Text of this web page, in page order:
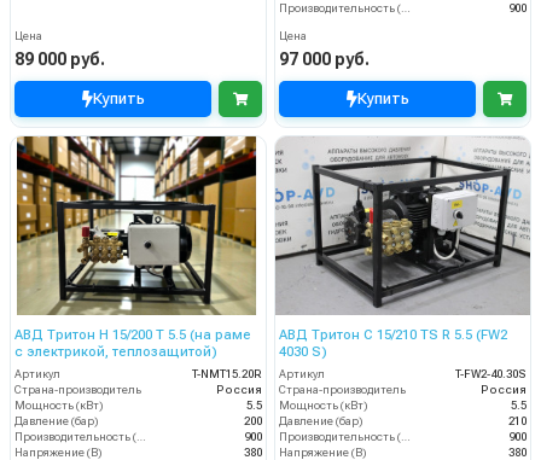
Цена
89 000 руб.
Купить
900
Цена
97 000 руб.
Купить
АВД Тритон H 15/200 T 5.5 (на раме
с электрикой, теплозащитой)
Артикул
T-NMT15.20R
Страна-производитель
Россия
Мощность (кВт)
5.5
Давление (бар)
200
900
Напряжение (В)
380
АВД Тритон C 15/210 TS R 5.5 (FW2
4030 S)
Артикул
T-FW2-40.30S
Страна-производитель
Россия
Мощность (кВт)
5.5
Давление (бар)
210
900
Напряжение (В)
380